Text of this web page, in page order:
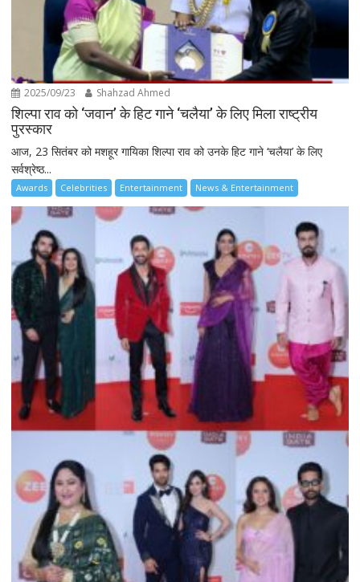
2025/09/23 Shahzad Ahmed
शिल्पा राव को ‘जवान’ के हिट गाने ‘चलैया’ के लिए मिला राष्ट्रीय
पुरस्कार
आज, 23 सितंबर को मशहूर गायिका शिल्पा राव को उनके हिट गाने ‘चलैया’ के लिए
सर्वश्रेष्ठ...
Awards Celebrities Entertainment News & Entertainment